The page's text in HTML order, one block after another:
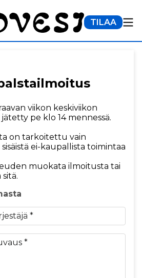
TILAA
viikon keskiviikon
pe klo 14 mennessä.
on tarkoitettu vain
ei-kaupallista toimintaa
muokata ilmoitusta tai
*
*